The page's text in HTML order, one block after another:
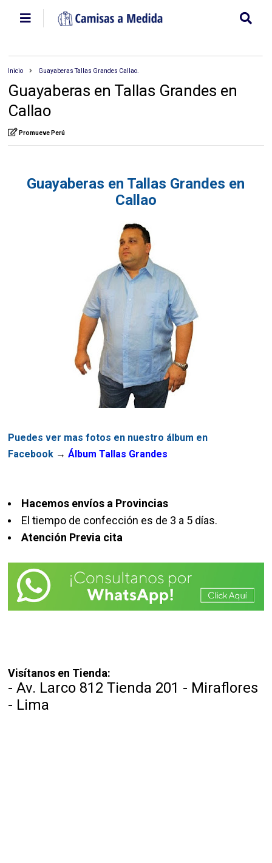
Inicio Guayaberas Tallas Grandes Callao.
Guayaberas en Tallas Grandes en
Callao
Promueve Perú
Guayaberas en Tallas Grandes en
Callao
Puedes ver mas fotos en nuestro álbum en
Facebook →Álbum Tallas Grandes
Hacemos envíos a Provincias
El tiempo de confección es de 3 a 5 días.
Atención Previa cita
Visítanos en Tienda:
- Av. Larco 812 Tienda 201 - Miraflores
- Lima